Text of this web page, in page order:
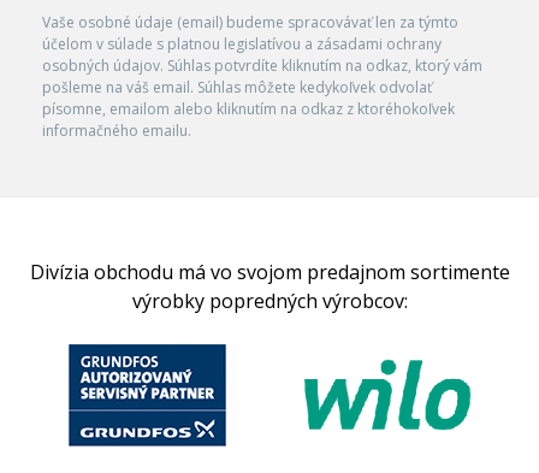
Vaše osobné údaje (email) budeme spracovávať len za týmto
účelom v súlade s platnou legislatívou a zásadami ochrany
osobných údajov. Súhlas potvrdíte kliknutím na odkaz, ktorý vám
pošleme na váš email. Súhlas môžete kedykoľvek odvolať
písomne, emailom alebo kliknutím na odkaz z ktoréhokoľvek
informačného emailu.
Divízia obchodu má vo svojom predajnom sortimente
výrobky popredných výrobcov: